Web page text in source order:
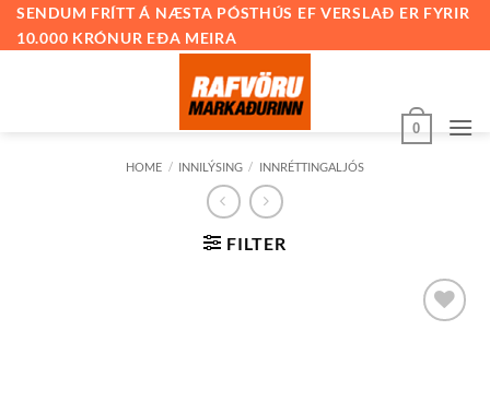
SkipSENDUM FRÍTT Á NÆSTA PÓSTHÚS EF VERSLAÐ ER FYRIR
10.000 KRÓNUR EÐA MEIRA
0
HOME / INNILÝSING / INNRÉTTINGALJÓS
FILTER